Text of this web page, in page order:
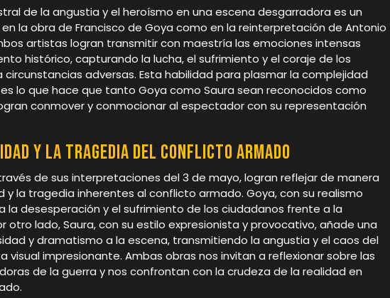
de la angustia y el heroísmo en una escena desgarradora es un
la obra de Francisco de Goya como en la reinterpretación de Antonio
artistas logran transmitir con maestría las emociones intensas
histórico, capturando la lucha, el sufrimiento y el coraje de los
adversas. Esta habilidad para plasmar la complejidad
lo que hace que tanto Goya como Saura sean reconocidos como
conmover y conmocionar al espectador con su representación
y la tragedia del conflicto armado
de sus interpretaciones del 3 de mayo, logran reflejar de manera
la tragedia inherentes al conflicto armado. Goya, con su realismo
la desesperación y el sufrimiento de los ciudadanos frente a la
otro lado, Saura, con su estilo expresionista y provocativo, añade una
y dramatismo a la escena, transmitiendo la angustia y el caos del
visual impresionante. Ambas obras nos invitan a reflexionar sobre las
de la guerra y nos confrontan con la crudeza de la realidad en